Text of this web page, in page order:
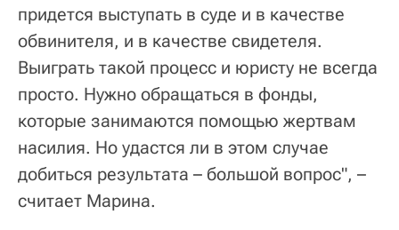
придется выступать в суде и в качестве
обвинителя, и в качестве свидетеля.
Выиграть такой процесс и юристу не всегда
просто. Нужно обращаться в фонды,
которые занимаются помощью жертвам
насилия. Но удастся ли в этом случае
добиться результата – большой вопрос", –
считает Марина.